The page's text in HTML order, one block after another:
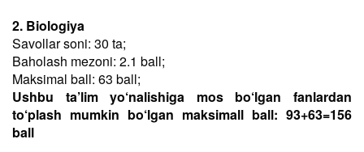
2. Biologiya
Savollar soni: 30 ta;
Baholash mezoni: 2.1 ball;
Maksimal ball: 63 ball;
Ushbu ta’lim yo‘nalishiga mos bo‘lgan fanlardan
to‘plash mumkin bo‘lgan maksimall ball: 93+63=156
ball